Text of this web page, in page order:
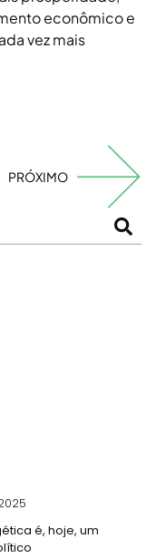
econômico e
vez mais
PRÓXIMO
é, hoje, um